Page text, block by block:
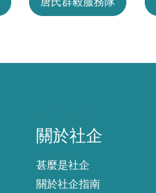
關於社企
甚麼是社企
關於社企指南